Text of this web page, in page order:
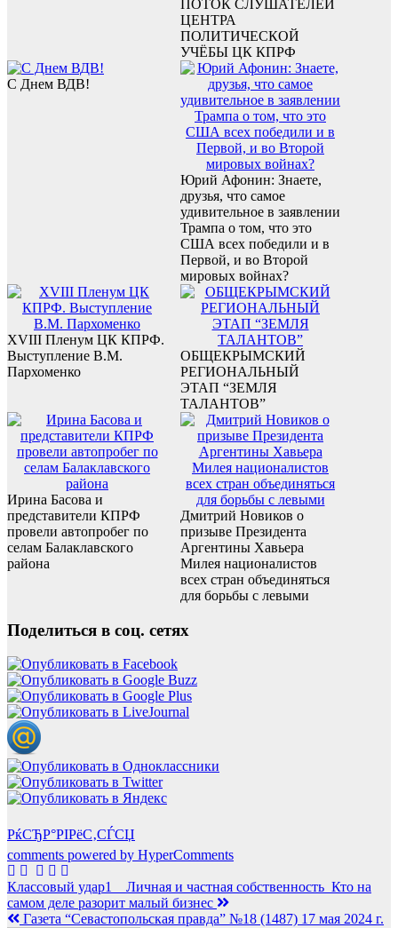
ПОТОК СЛУШАТЕЛЕЙ
ЦЕНТРА
ПОЛИТИЧЕСКОЙ
УЧЁБЫ ЦК КПРФ
С Днем ВДВ!
Юрий Афонин: Знаете,
друзья, что самое
удивительное в заявлении
Трампа о том, что это
США всех победили и в
Первой, и во Второй
мировых войнах?
XVIII Пленум ЦК КПРФ.
Выступление В.М.
Пархоменко
ОБЩЕКРЫМСКИЙ
РЕГИОНАЛЬНЫЙ
ЭТАП “ЗЕМЛЯ
ТАЛАНТОВ”
Ирина Басова и
представители КПРФ
провели автопробег по
селам Балаклавского
района
Дмитрий Новиков о
призыве Президента
Аргентины Хавьера
Милея националистов
всех стран объединяться
для борьбы с левыми
Поделиться в соц. сетях
РќСЂР°РІРёС‚СЃСЏ
comments powered by HyperComments
Навигация
по
Классовый удар1__Личная и частная собственность_Кто на
самом деле разорит малый бизнес
Газета “Севастопольская правда” №18 (1487) 17 мая 2024 г.